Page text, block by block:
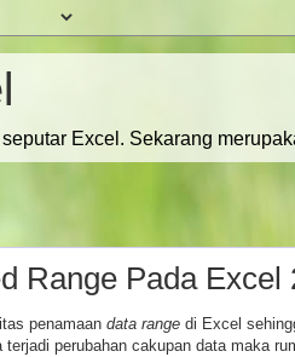
Excel. Sekarang
Range Pada Excel
penamaan data range di Excel
perubahan cakupan data maka